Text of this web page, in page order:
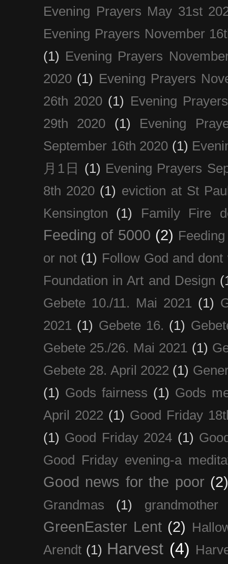
Evening Prayers May 31st
Evening Prayers November
(1) Evening Prayers
2020 (1) Evening Prayers
26th 2020 (1) Evening
29th 2020
(1)
Evening
September 16th 2020 (1)
月1日
(1) Evening Prayers
8th 2020 (1) eviction at St
Kensington
(1) Family Fire
Feeding of 5000 (2)
or not (1) Follow God and dont
Foundation in Art and Design
Gebete 10./11. Mai 2021 (1)
2021 (1) Gebete 16. (1)
Gebete 25./26. Mai 2021 (1)
Gebete 28. April 2022 (1)
(1) Gods fairness (1) Gods
April 2022 (1) Good Friday
(1) Good Friday 2024 (1)
Good Friday evening-a
Good news for the poor
Grandmas (1) grandmother
GreenEaster Lent (2)
Arendt (1) Harvest (4)